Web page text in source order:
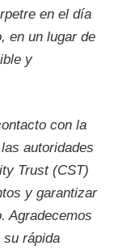
en el día
en un lugar de
y
con la
autoridades
Trust (CST)
y garantizar
Agradecemos
rápida